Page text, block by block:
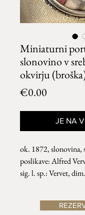
Miniaturni
slonovino v
okvirju
€0.00
JE NA
ok. 1872, slonovina,
poslikave: Alfred
sig. l. sp.: Vervet,